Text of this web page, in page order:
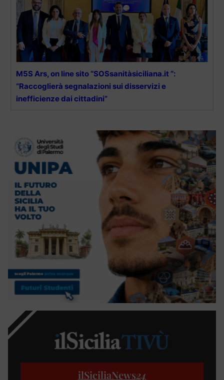
M5S Ars, on line sito “SOSsanitàsiciliana.it “:
“Raccoglierà segnalazioni sui disservizi e
inefficienze dai cittadini”
ilSiciliaNews24